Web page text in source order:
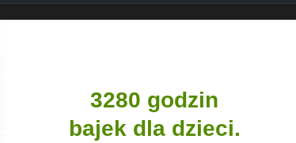
3280 godzin
bajek dla dzieci.